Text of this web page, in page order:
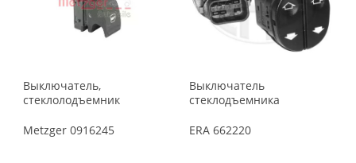
Выключатель,
стеклолодъемник
Metzger 0916245
Выключатель
стеклодъемника
ERA 662220